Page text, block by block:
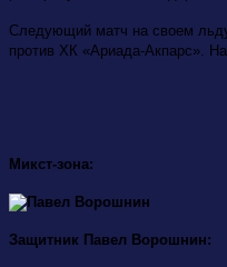
Следующий матч на своем
против ХК «Ариада-Акпарc».
Микст-зона:
Защитник Павел Ворошнин: